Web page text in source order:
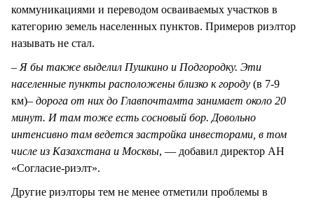
коммуникациями и переводом осваиваемых участков в
категорию земель населенных пунктов. Примеров риэлтор
называть не стал.
– Я бы также выделил Пушкино и Подгородку. Эти
населенные пункты расположены близко к городу (в 7-9
км)– дорога от них до Главпочтамта занимает около 20
минут. И там тоже есть сосновый бор. Довольно
интенсивно там ведется застройка инвесторами, в том
числе из Казахстана и Москвы, — добавил директор АН
«Согласие-риэлт».
Другие риэлторы тем не менее отметили проблемы в